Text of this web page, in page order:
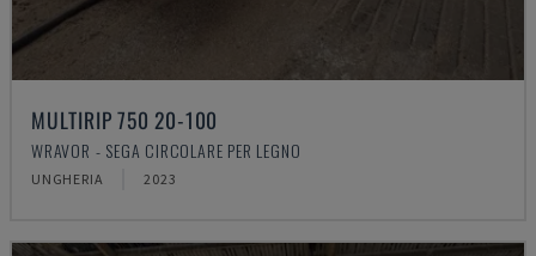
MULTIRIP 750 20-100
WRAVOR - SEGA CIRCOLARE PER LEGNO
UNGHERIA 2023